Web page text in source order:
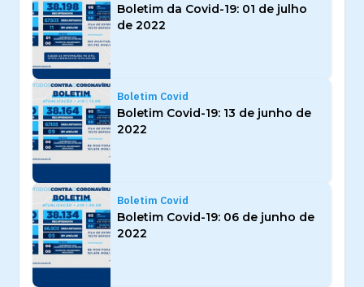
Boletim da Covid-19: 01 de julho
de 2022
Boletim Covid
Boletim Covid-19: 13 de junho de
2022
Boletim Covid
Boletim Covid-19: 06 de junho de
2022